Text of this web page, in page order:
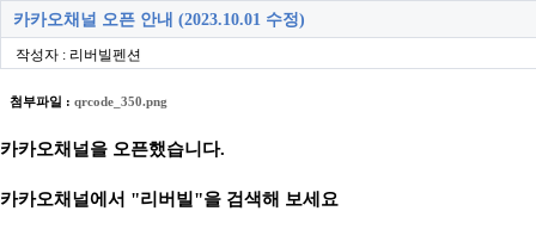
카카오채널 오픈 안내 (2023.10.01 수정)
작성자 : 리버빌펜션
첨부파일 : qrcode_350.png
카카오채널을 오픈했습니다.
카카오채널에서 "리버빌"을 검색해 보세요